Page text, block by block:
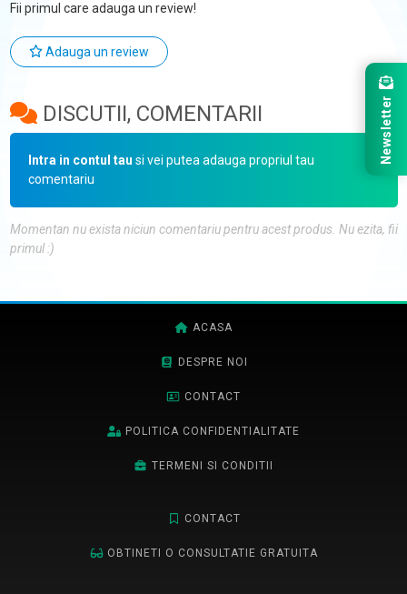
Fii primul care adauga un review!
Adauga un review
DISCUTII, COMENTARII
Intra in contul tau si vei putea adauga propriul tau
comentariu
Momentan nu exista niciun comentariu pentru acest produs. Nu ezita, fii
primul :)
ACASA
DESPRE NOI
CONTACT
POLITICA CONFIDENTIALITATE
TERMENI SI CONDITII
CONTACT
OBTINETI O CONSULTATIE GRATUITA
Newsletter